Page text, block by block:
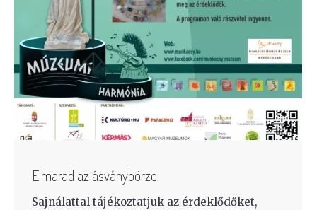
Elmarad az ásványbörze!
Sajnálattal tájékoztatjuk az érdeklődőket,